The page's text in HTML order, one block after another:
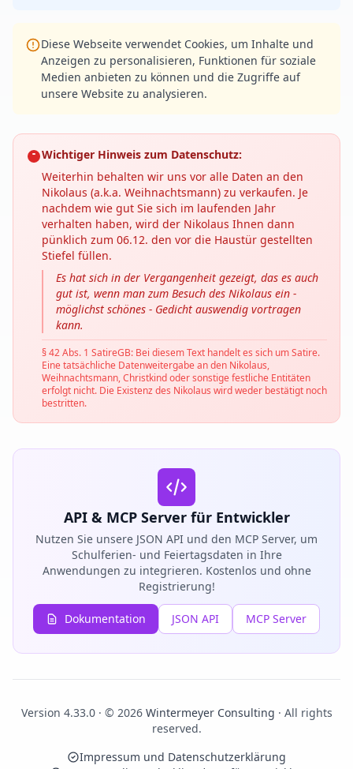
Diese Webseite verwendet Cookies, um Inhalte und
Anzeigen zu personalisieren, Funktionen für soziale
Medien anbieten zu können und die Zugriffe auf
unsere Website zu analysieren.
Wichtiger Hinweis zum Datenschutz:
Weiterhin behalten wir uns vor alle Daten an den
Nikolaus (a.k.a. Weihnachtsmann) zu verkaufen. Je
nachdem wie gut Sie sich im laufenden Jahr
verhalten haben, wird der Nikolaus Ihnen dann
pünklich zum 06.12. den vor die Haustür gestellten
Stiefel füllen.
Es hat sich in der Vergangenheit gezeigt, das es auch
gut ist, wenn man zum Besuch des Nikolaus ein -
möglichst schönes - Gedicht auswendig vortragen
kann.
§ 42 Abs. 1 SatireGB: Bei diesem Text handelt es sich um Satire.
Eine tatsächliche Datenweitergabe an den Nikolaus,
Weihnachtsmann, Christkind oder sonstige festliche Entitäten
erfolgt nicht. Die Existenz des Nikolaus wird weder bestätigt noch
bestritten.
API & MCP Server für Entwickler
Nutzen Sie unsere JSON API und den MCP Server, um
Schulferien- und Feiertagsdaten in Ihre
Anwendungen zu integrieren. Kostenlos und ohne
Registrierung!
Dokumentation JSON API MCP Server
Version 4.33.0 · © 2026 Wintermeyer Consulting · All rights
reserved.
Impressum und Datenschutzerklärung